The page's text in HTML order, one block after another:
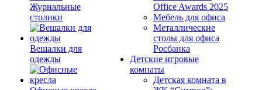
Журнальные
столики
Вешалки для
одежды
Office Awards 2025
Мебель для офиса
Металлические
столы для офиса
Росбанка
Детские игровые
комнаты
Детская комната в